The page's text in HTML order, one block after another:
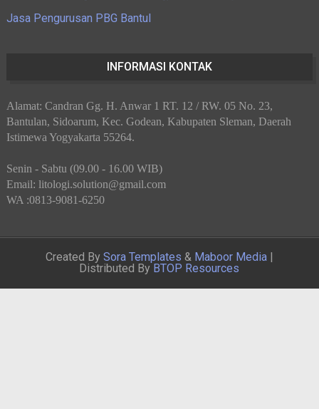
Jasa Pengurusan PBG Bantul
INFORMASI KONTAK
Alamat: Candran Gg. H. Anwar 1 RT. 12 / RW. 05 No. 23,
Bantulan, Sidoarum, Kec. Godean, Kabupaten Sleman, Daerah
Istimewa Yogyakarta 55264.
Senin - Sabtu (09.00 - 16.00 WIB)
Email: litologi.solution@gmail.com
WA :0813-9081-6250
Created By Sora Templates & Maboor Media|
Distributed By BTOP Resources